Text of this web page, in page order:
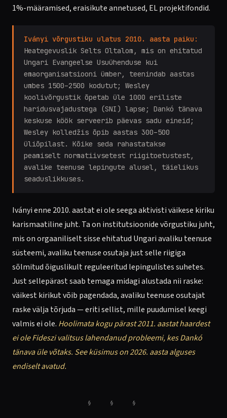
1%-määramised, eraisikute annetused, EL projektifondid.
Iványi võrgustiku ulatus 2010. aasta paiku:
Heategevuslik Selts Oltalom, mis on ehitatud
Ungari Evangeelse Usuühenduse kui
emaorganisatsiooni ümber, teenindab aastas
umbes 1500–2500 kodutut; Wesley
koolivõrgustik õpetab üle 1000 eriliste
haridusvajadustega (SNI) lapse; Dankó tänava
keskuse köök serveerib päevas sadu eineid;
Wesley kolledžis õpib aastas 300–500
üliõpilast. Kõike seda rahastatakse
peamiselt normatiivsetest riigitoetustest,
avalike teenuse lepingute alusel, täielikus
seaduslikkuses.
Iványi enne 2010. aastat ei ole seega aktivisti väikese kiriku
karismaatiline juht. Ta on institutsioonide võrgustiku juht,
mis on orgaaniliselt sisse ehitatud Ungari avaliku teenuse
süsteemi, avaliku teenuse osutaja just selle riigiga
sõlmitud õiguslikult reguleeritud lepingulistes suhetes.
Just sellepärast saab temaga midagi alustada nii raske:
väikest kirikut võib pagendada, avaliku teenuse osutajat
raske välja tõrjuda — eriti sellist, mille puudumisel keegi
valmis ei ole. Hoolimata kogu pärast 2011. aastat haardest
ei ole Fideszi valitsus lahendanud probleemi, kes Dankó
tänava üle võtaks. See küsimus on 2026. aasta alguses
endiselt avatud.
§ § §